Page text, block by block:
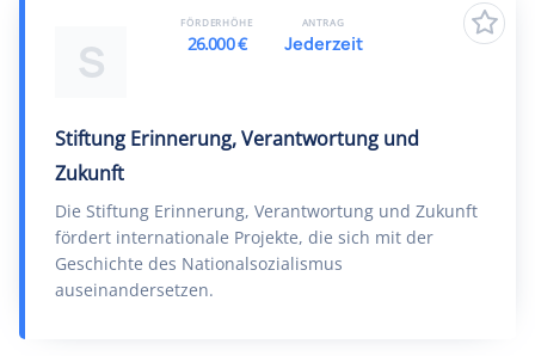
S
Stiftung Erinnerung, Verantwortung und
Zukunft
Die Stiftung Erinnerung, Verantwortung und Zukunft
fördert internationale Projekte, die sich mit der
Geschichte des Nationalsozialismus
auseinandersetzen.
FÖRDERHÖHE
26.000 €
ANTRAG
Jederzeit